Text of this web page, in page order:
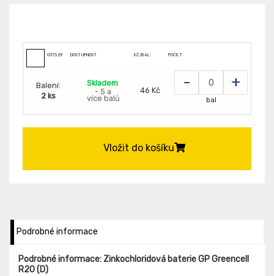
037529 DOSTUPNOST KČ/BAL: POČET
Balení:
2 ks
Skladem
- 5 a
více balů
46 Kč - +
bal
Vložit do košíku
Podrobné informace
Podrobné informace: Zinkochloridová baterie GP Greencell
R20 (D)